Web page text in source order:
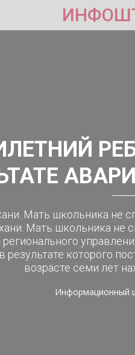
Мать школьника не
Мать школьника не
результате которого
возрасте семи лет
Информационный